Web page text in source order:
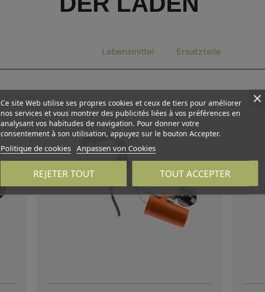
Lebensmittel Ersatzteile
Ce site Web utilise ses propres cookies et ceux de tiers pour améliorer
nos services et vous montrer des publicités liées à vos préférences en
analysant vos habitudes de navigation. Pour donner votre
consentement à son utilisation, appuyez sur le bouton Accepter.
Politique de cookies Anpassen von Cookies
REJETER TOUT TOUT ACCEPTER